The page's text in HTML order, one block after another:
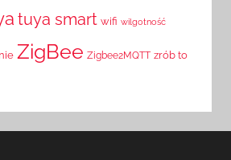
tuya smart wifi wilgotność
ZigBee Zigbee2MQTT zrób to